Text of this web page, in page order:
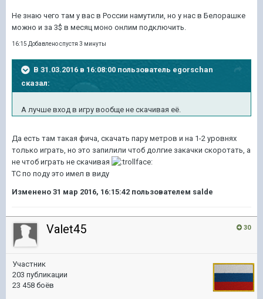
Не знаю чего там у вас в России намутили, но у нас в Белорашке
можно и за 3$ в месяц моно онлим подключить.
16:15 Добавлено спустя 3 минуты
В 31.03.2016 в 16:08:00 пользователь egorschan
сказал:
А лучше вход в игру вообще не скачивая её.
Да есть там такая фича, скачать пару метров и на 1-2 уровнях
только играть, но это запилили чтоб долгие закачки скоротать, а
не чтоб играть не скачивая
ТС по поду это имел в виду
Изменено 31 мар 2016, 16:15:42 пользователем salde
30
Valet45
Участник
203 публикации
23 458 боёв